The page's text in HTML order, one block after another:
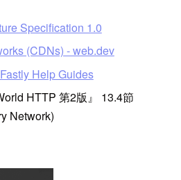
Specification 1.0
(CDNs) - web.dev
Help Guides
HTTP 第2版』 13.4節
Network)